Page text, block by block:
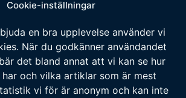
Cookie-inställningar
en bra upplevelse använder vi
När du godkänner användandet
det bland annat att vi kan se hur
har och vilka artiklar som är mest
vi för är anonym och kan inte
I januari skulle partiet
inte släppa fram Stefan
Men det räckte med
från Stefan och ett hemligt